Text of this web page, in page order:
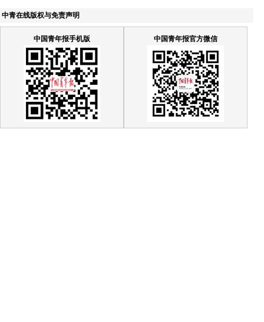
中青在线版权与免责声明
中国青年报手机版 中国青年报官方微信